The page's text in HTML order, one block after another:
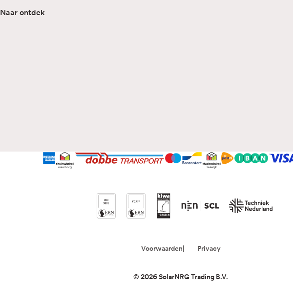
Naar ontdek
Voorwaarden Privacy
© 2026SolarNRG Trading B.V.